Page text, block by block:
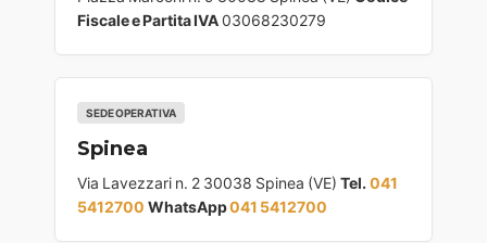
Fiscale e Partita IVA03068230279
SEDE OPERATIVA
Spinea
Via Lavezzari n. 2 30038 Spinea (VE) Tel. 041
5412700 WhatsApp041 5412700